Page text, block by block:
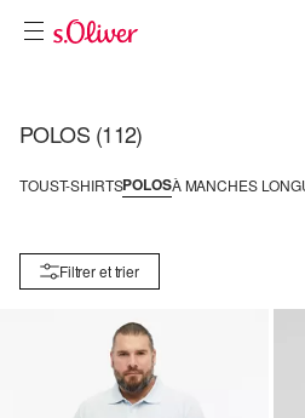
POLOS (112)
TOUST-SHIRTSPOLOSÀ MANCHES
Filtrer et trier